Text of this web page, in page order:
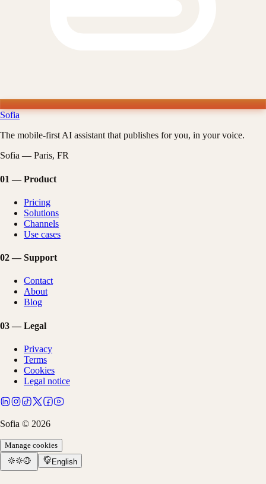
Sofia
The mobile-first AI assistant that publishes for you, in your voice.
Sofia — Paris, FR
01 — Product
Pricing
Solutions
Channels
Use cases
02— Support
Contact
About
Blog
03— Legal
Privacy
Terms
Cookies
Legal notice
Sofia © 2026
Manage cookies
English